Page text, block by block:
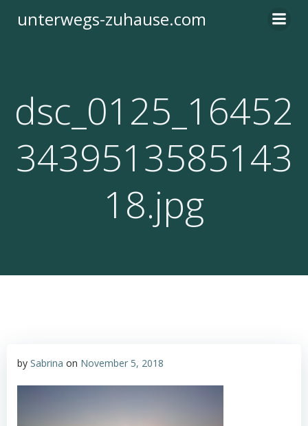
Inhalt
unterwegs-zuhause.com
dsc_0125_16452
3439513585143
18.jpg
by Sabrina on November 5, 2018